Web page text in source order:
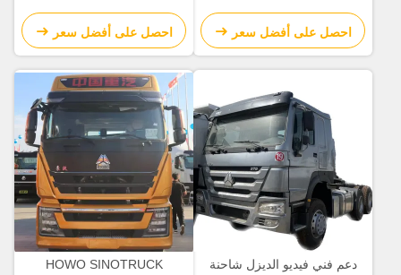
ثقيلة جرار وحدة 6x4
احصل على أفضل سعر
المستخدمة مقطورة الجرار
رأس الشاحنة
احصل على أفضل سعر
دعم فني فيديو الديزل شاحنة
HOWO SINOTRUCK